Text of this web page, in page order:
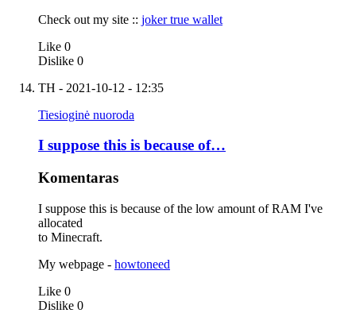
Check out my site :: joker true wallet
Like 0
Dislike 0
TH - 2021-10-12 - 12:35
Tiesioginė nuoroda
I suppose this is because of…
Komentaras
I suppose this is because of the low amount of RAM I've
allocated
to Minecraft.
My webpage - howtoneed
Like 0
Dislike 0